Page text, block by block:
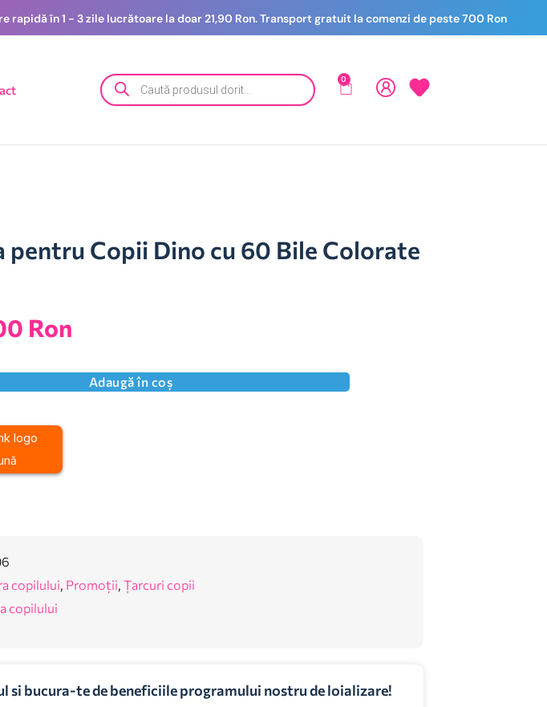
rapidă în 1 - 3 zile lucrătoare la doar 21,90 Ron. Transport gratuit la comenzi de peste 700 Ron
0
pentru Copii Dino cu 60 Bile Colorate
Ron
Adaugă în coș
copilului, Promoții, Țarcuri copii
copilului
si bucura-te de beneficiile programului nostru de loializare!